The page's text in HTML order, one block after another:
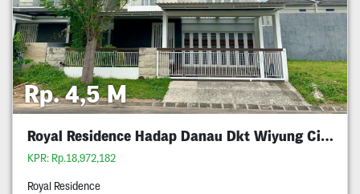
Rp. 4,5 M
Royal Residence Hadap Danau Dkt Wiyung Citraland
KPR: Rp.18,972,182
Royal Residence